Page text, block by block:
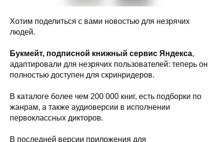
Хотим поделиться с вами новостью для незрячих
людей.
Букмейт, подписной книжный сервис Яндекса,
адаптировали для незрячих пользователей: теперь он
полностью доступен для скринридеров.
В каталоге более чем 200 000 книг, есть подборки по
жанрам, а также аудиоверсии в исполнении
первоклассных дикторов.
В последней версии приложения для